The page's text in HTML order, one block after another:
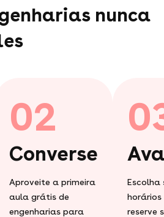
nunca
02
Converse
Aproveite a primeira
aula grátis de
engenharias para
Escolha
horários
reserve